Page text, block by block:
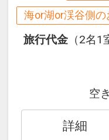
※チェックイン
ご夕食時間内で
※営業終了時刻
※席数により
※お飲み物（
ル）は限定メ
ドリンクです
海or湖or渓谷側の
旅行代金 （2名
空
詳細